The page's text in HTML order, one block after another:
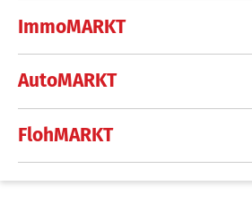
ImmoMARKT
AutoMARKT
FlohMARKT